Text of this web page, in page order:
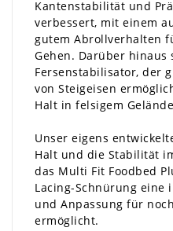
Kantenstabilität und
verbessert, mit einem
gutem Abrollverhalten
Gehen. Darüber hinaus
Fersenstabilisator, der
von Steigeisen
Halt in felsigem
Unser eigens
Halt und die Stabilität
das Multi Fit Foodbed
Lacing-Schnürung
und Anpassung für
ermöglicht.